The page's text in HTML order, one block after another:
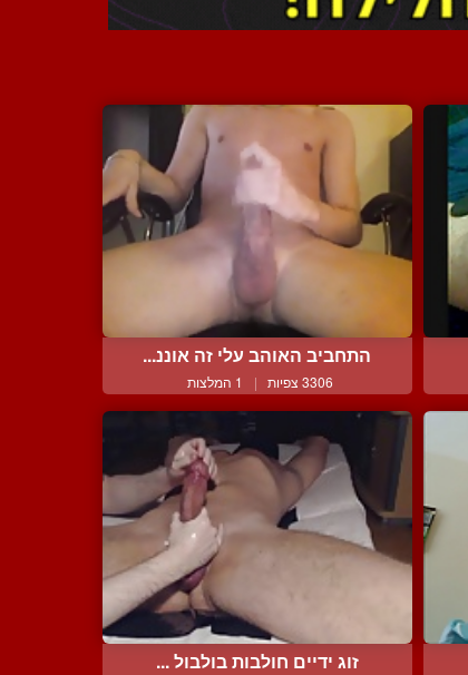
התחביב האוהב עלי זה אוננ...
3306 צפיות | 1 המלצות
זוג ידיים חולבות בולבול ...